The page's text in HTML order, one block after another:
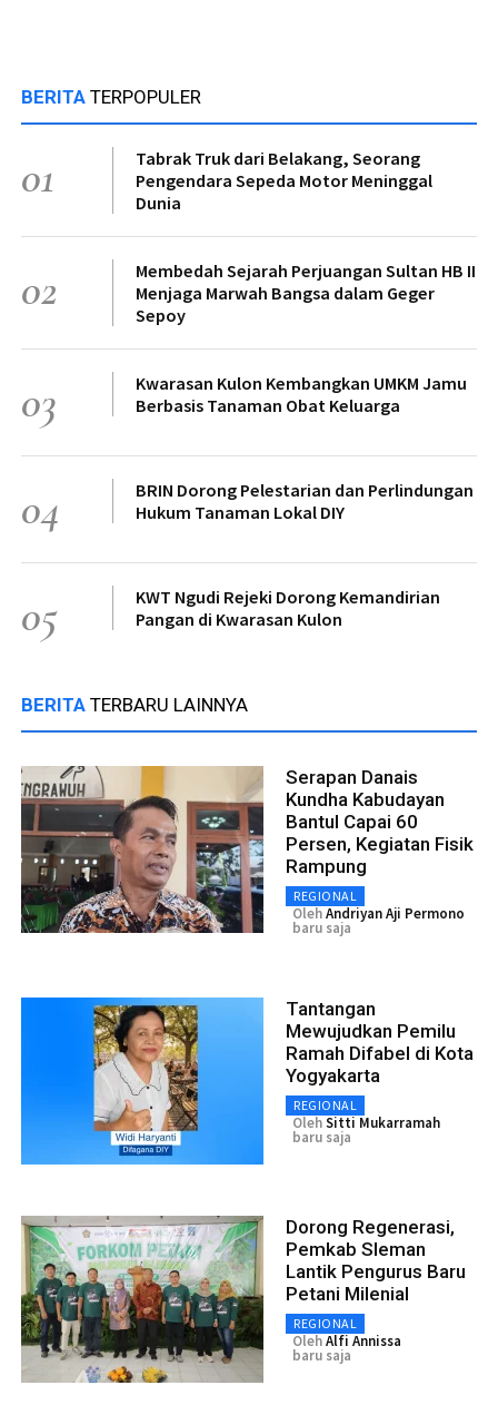
BERITA TERPOPULER
01
Tabrak Truk dari Belakang, Seorang
Pengendara Sepeda Motor Meninggal
Dunia
02
Membedah Sejarah Perjuangan Sultan HB II
Menjaga Marwah Bangsa dalam Geger
Sepoy
03
Kwarasan Kulon Kembangkan UMKM Jamu
Berbasis Tanaman Obat Keluarga
04
BRIN Dorong Pelestarian dan Perlindungan
Hukum Tanaman Lokal DIY
05
KWT Ngudi Rejeki Dorong Kemandirian
Pangan di Kwarasan Kulon
BERITA TERBARU LAINNYA
Serapan Danais
Kundha Kabudayan
Bantul Capai 60
Persen, Kegiatan Fisik
Rampung
REGIONAL
OlehAndriyan Aji Permono
baru saja
Tantangan
Mewujudkan Pemilu
Ramah Difabel di Kota
Yogyakarta
REGIONAL
OlehSitti Mukarramah
baru saja
Dorong Regenerasi,
Pemkab Sleman
Lantik Pengurus Baru
Petani Milenial
REGIONAL
OlehAlfi Annissa
baru saja